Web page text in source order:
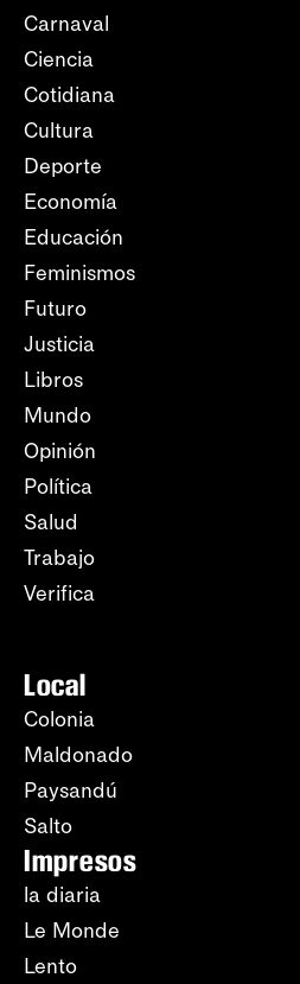
Carnaval
Ciencia
Cotidiana
Cultura
Deporte
Economía
Educación
Feminismos
Futuro
Justicia
Libros
Mundo
Opinión
Política
Salud
Trabajo
Verifica
Local
Colonia
Maldonado
Paysandú
Salto
Impresos
la diaria
Le Monde
Lento